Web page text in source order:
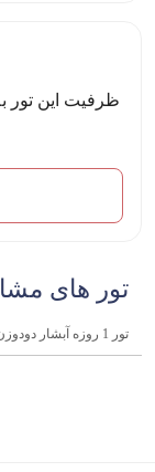
ظرفیت این تور
تور های
تور 1 روزه آبشار دودوزن و دریاچه سقالکسار گیلان